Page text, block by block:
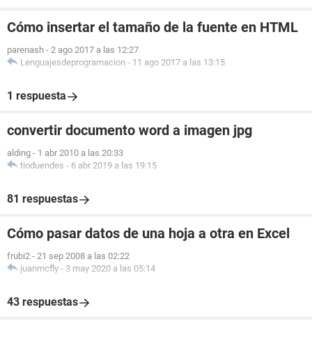
Cómo insertar el tamaño de la fuente en HTML
parenash - 2 ago 2017 a las 12:27
Lenguajesdeprogramacion - 11 ago 2017 a las 13:15
1 respuesta
convertir documento word a imagen jpg
alding - 1 abr 2010 a las 20:33
tioduendes - 6 abr 2019 a las 19:15
81 respuestas
Cómo pasar datos de una hoja a otra en Excel
frubi2 - 21 sep 2008 a las 02:22
juanmcfly - 3 may 2020 a las 05:14
43 respuestas